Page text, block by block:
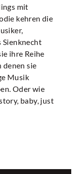
mit
kehren die
Sienknecht
ihre Reihe
denen sie
Musik
Oder wie
baby, just